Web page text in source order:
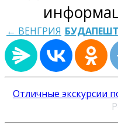
← ВЕНГРИЯ БУДАПЕШТ
Отличные экскурсии